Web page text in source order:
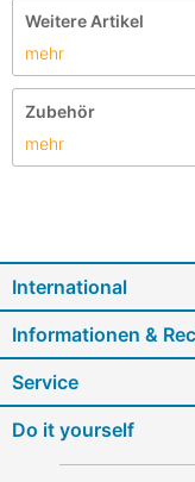
Weitere Artikel
mehr
Zubehör
mehr
International
Informationen &
Service
Do it yourself